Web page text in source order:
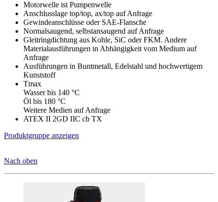
Motorwelle ist Pumpenwelle
Anschlusslage top/top, ax/top auf Anfrage
Gewindeanschlüsse oder SAE-Flansche
Normalsaugend, selbstansaugend auf Anfrage
Gleitringdichtung aus Kohle, SiC oder FKM. Andere
Materialausführungen in Abhängigkeit vom Medium auf
Anfrage
Ausführungen in Buntmetall, Edelstahl und hochwertigem
Kunststoff
Tmax
Wasser bis 140 °C
Öl bis 180 °C
Weitere Medien auf Anfrage
ATEX II 2GD IIC cb TX
Produktgruppe anzeigen
Nach oben